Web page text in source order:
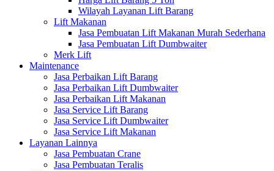
Wilayah Layanan Lift Barang
Lift Makanan
Jasa Pembuatan Lift Makanan Murah Sederhana
Jasa Pembuatan Lift Dumbwaiter
Merk Lift
Maintenance
Jasa Perbaikan Lift Barang
Jasa Perbaikan Lift Dumbwaiter
Jasa Perbaikan Lift Makanan
Jasa Service Lift Barang
Jasa Service Lift Dumbwaiter
Jasa Service Lift Makanan
Layanan Lainnya
Jasa Pembuatan Crane
Jasa Pembuatan Teralis